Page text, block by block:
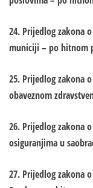
24. Prijedlog zakona
municiji – po hitnom
25. Prijedlog zakona
obaveznom
26. Prijedlog zakona
osiguranjima u
27. Prijedlog zakona